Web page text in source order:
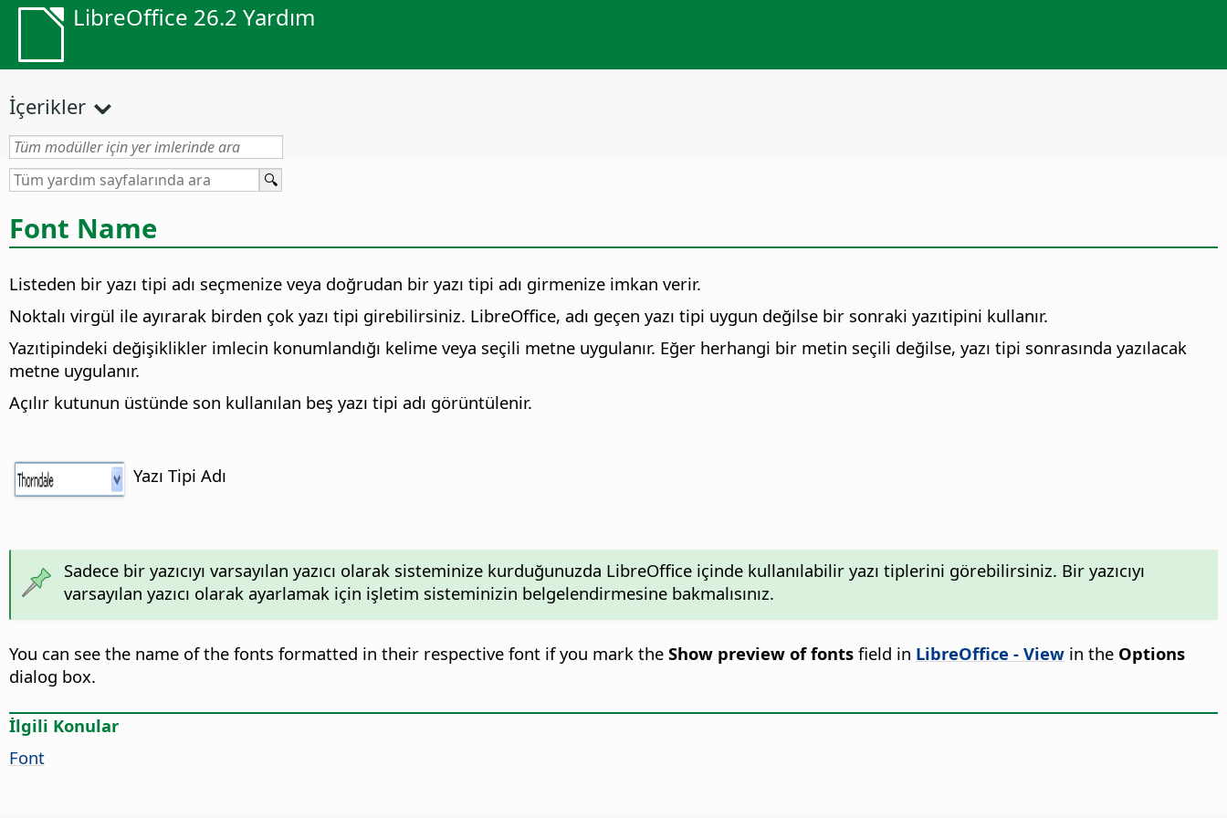
LibreOffice 26.2 Yardım
İçerikler
Font Name
Listeden bir yazı tipi adı seçmenize veya doğrudan bir yazı tipi adı girmenize imkan verir.
Noktalı virgül ile ayırarak birden çok yazı tipi girebilirsiniz. LibreOffice, adı geçen yazı tipi uygun değilse bir sonraki yazıtipini kullanır.
Yazıtipindeki değişiklikler imlecin konumlandığı kelime veya seçili metne uygulanır. Eğer herhangi bir metin seçili değilse, yazı tipi sonrasında yazılacak
metne uygulanır.
Açılır kutunun üstünde son kullanılan beş yazı tipi adı görüntülenir.
Yazı Tipi Adı
Sadece bir yazıcıyı varsayılan yazıcı olarak sisteminize kurduğunuzda LibreOffice içinde kullanılabilir yazı tiplerini görebilirsiniz. Bir yazıcıyı
varsayılan yazıcı olarak ayarlamak için işletim sisteminizin belgelendirmesine bakmalısınız.
You can see the name of the fonts formatted in their respective font if you mark the Show preview of fonts field in LibreOffice - View in the Options
dialog box.
İlgili Konular
Font